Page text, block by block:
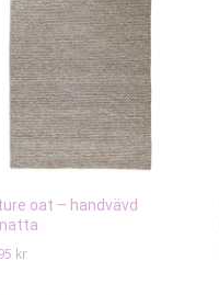
oat – handvävd
kr